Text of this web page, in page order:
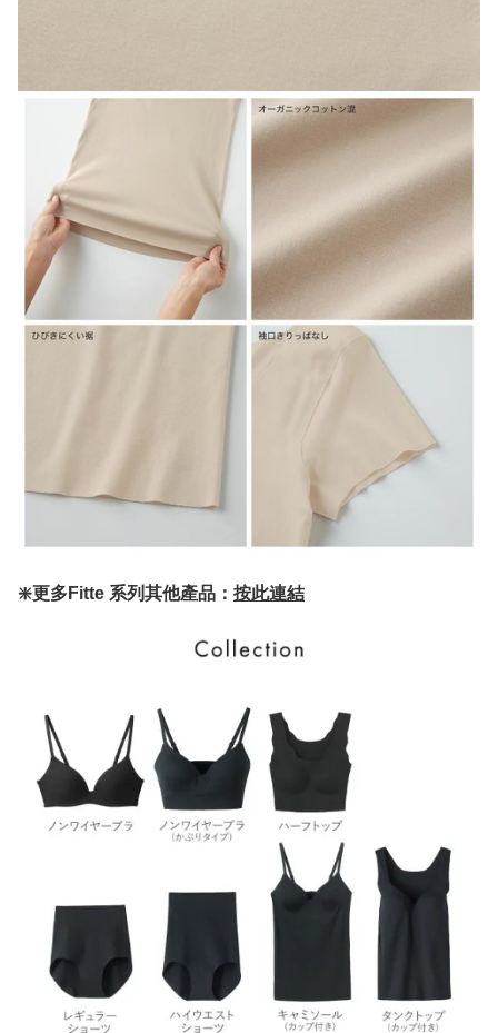
❇️更多Fitte 系列其他產品： 按此連結